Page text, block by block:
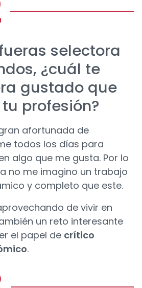
selectora
¿cuál te
gustado que
profesión?
afortunada de
todos los días para
algo que me gusta. Por lo
no me imagino un trabajo
y completo que este.
de vivir en
un reto interesante
el papel de crítico
.